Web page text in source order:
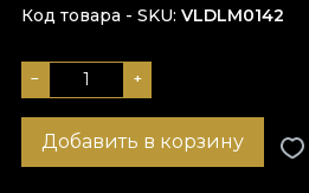
Код товара - SKU VLDLM0142
− +
Добавить в корзину